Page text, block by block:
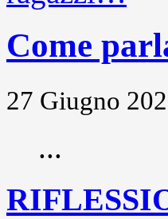
Come
27 Giugno
...